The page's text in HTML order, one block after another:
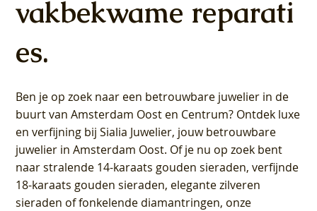
vakbekwame reparati
es.
Ben je op zoek naar een betrouwbare juwelier in de
buurt van Amsterdam Oost en Centrum? Ontdek luxe
en verfijning bij Sialia Juwelier, jouw betrouwbare
juwelier in Amsterdam Oost. Of je nu op zoek bent
naar stralende 14-karaats gouden sieraden, verfijnde
18-karaats gouden sieraden, elegante zilveren
sieraden of fonkelende diamantringen, onze